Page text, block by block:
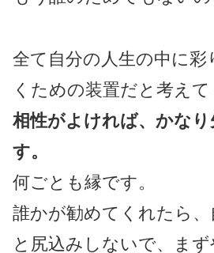
全て自分の人生の中に
くための装置だと考えて
相性がよければ、かなり
す。
何ごとも縁です。
誰かが勧めてくれたら
と尻込みしないで、まず